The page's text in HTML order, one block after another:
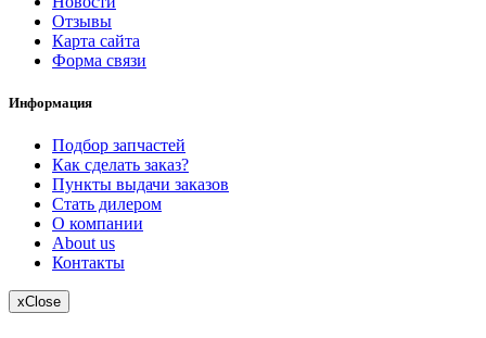
Отзывы
Карта сайта
Форма связи
Информация
Подбор запчастей
Как сделать заказ?
Пункты выдачи заказов
Стать дилером
О компании
About us
Контакты
xClose